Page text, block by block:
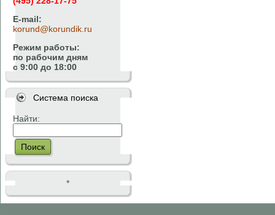
E-mail:
korund@korundik.ru
Режим работы:
по рабочим дням
с 9:00 до 18:00
Система поиска
Найти:
Поиск
*